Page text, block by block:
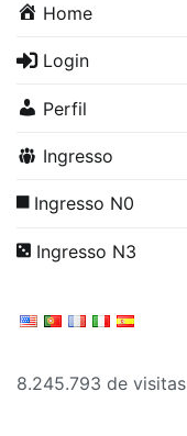
Home
Login
Perfil
Ingresso
Ingresso N0
Ingresso N3
8.245.793 de visitas